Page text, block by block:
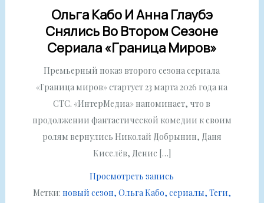
Ольга Кабо И Анна Глаубэ
Снялись Во Втором Сезоне
Сериала «Граница Миров»
Премьерный показ второго сезона сериала
«Граница миров» стартует 23 марта 2026 года на
СТС. «ИнтерМедиа» напоминает, что в
продолжении фантастической комедии к своим
ролям вернулись Николай Добрынин, Даня
Киселёв, Денис […]
Просмотреть запись
Метки: новый сезон Ольга Кабо сериалы Теги